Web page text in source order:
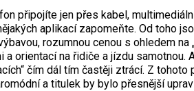
připojíte jen přes kabel,
aplikací zapomeňte. Od toho
rozumnou cenou s ohledem na
a orientací na řidiče a jízdu samotnou.
čím dál tím častěji ztrácí. Z
a titulek by bylo přesnější